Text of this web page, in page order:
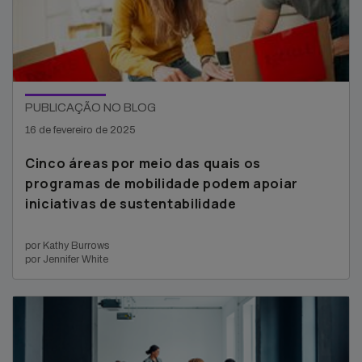
PUBLICAÇÃO NO BLOG
16 de fevereiro de 2025
Cinco áreas por meio das quais os
programas de mobilidade podem apoiar
iniciativas de sustentabilidade
por Kathy Burrows
por Jennifer White